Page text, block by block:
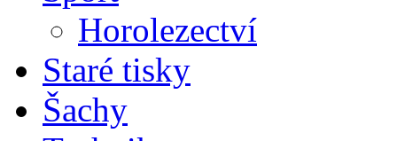
Horolezectví
Staré tisky
Šachy